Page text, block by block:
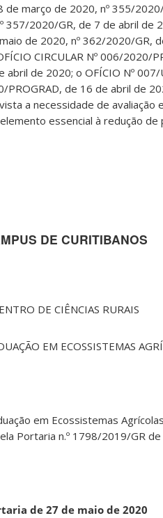
março de 2020, nº 355/
2020/GR, de 7 de abril de
de 2020, nº 362/2020/GR,
CIRCULAR Nº 006/2020/
abril de 2020; o OFÍCIO Nº
de 16 de abril de
a necessidade de avaliação
essencial à redução de
DE CURITIBANOS
DE CIÊNCIAS RURAIS
EM ECOSSISTEMAS
em Ecossistemas
Portaria n.º 1798/2019/GR
de 27 de maio de 2020